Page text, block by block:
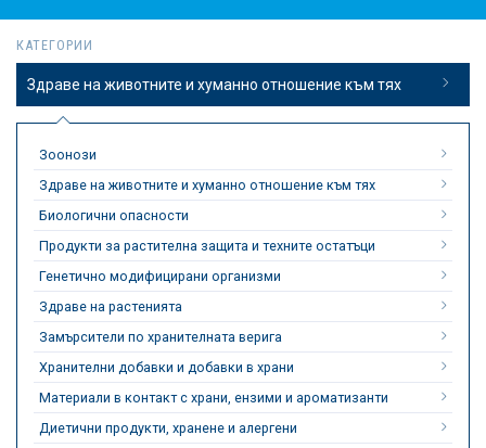
КАТЕГОРИИ
Здраве на животните и хуманно отношение към тях
Зоонози
Здраве на животните и хуманно отношение към тях
Биологични опасности
Продукти за растителна защита и техните остатъци
Генетично модифицирани организми
Здраве на растенията
Замърсители по хранителната верига
Хранителни добавки и добавки в храни
Материали в контакт с храни, ензими и ароматизанти
Диетични продукти, хранене и алергени